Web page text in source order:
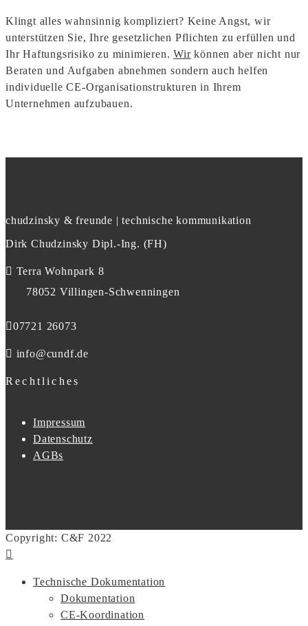
Klingt alles wahnsinnig kompliziert? Keine Angst, wir
unterstützen Sie, Ihre gesetzlichen Pflichten zu erfüllen und
Ihr Haftungsrisiko zu minimieren.Wirkönnen aber nicht nur
Beraten und Aufgaben abnehmen sondern auch helfen
individuelle CE-Organisationstrukturen in Ihrem
Unternehmen aufzubauen.
chudzinsky & freunde | technische kommunikation
Dirk Chudzinsky Dipl.-Ing. (FH)
Terra Wohnpark 8
78052 Villingen-Schwenningen
07721 26073
info@cundf.de
Rechtliches
Impressum
Datenschutz
AGBs
Copyright: C&F 2022
Technische Dokumentation
Dokumentation
CE-Koordination